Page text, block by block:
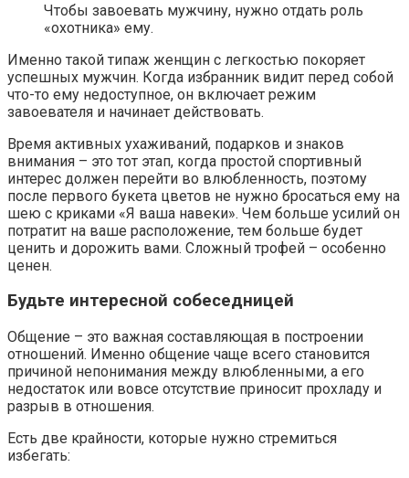
Чтобы завоевать мужчину, нужно отдать роль
«охотника» ему.
Именно такой типаж женщин с легкостью покоряет
успешных мужчин. Когда избранник видит перед собой
что-то ему недоступное, он включает режим
завоевателя и начинает действовать.
Время активных ухаживаний, подарков и знаков
внимания – это тот этап, когда простой спортивный
интерес должен перейти во влюбленность, поэтому
после первого букета цветов не нужно бросаться ему на
шею с криками «Я ваша навеки». Чем больше усилий он
потратит на ваше расположение, тем больше будет
ценить и дорожить вами. Сложный трофей – особенно
ценен.
Будьте интересной собеседницей
Общение – это важная составляющая в построении
отношений. Именно общение чаще всего становится
причиной непонимания между влюбленными, а его
недостаток или вовсе отсутствие приносит прохладу и
разрыв в отношения.
Есть две крайности, которые нужно стремиться
избегать: